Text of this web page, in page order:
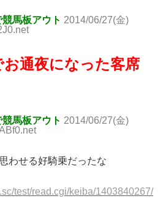
馬板アウト 2014/06/27(金)
通夜になった客席
馬板アウト 2014/06/27(金)
わせる好騎乗だったな
test/read.cgi/keiba/1403840267/